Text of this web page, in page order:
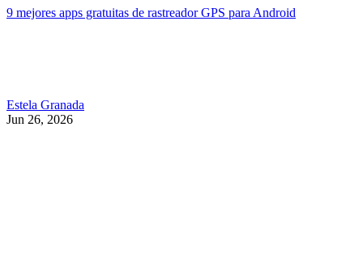
9 mejores apps gratuitas de rastreador GPS para Android
Estela Granada
Jun 26, 2026